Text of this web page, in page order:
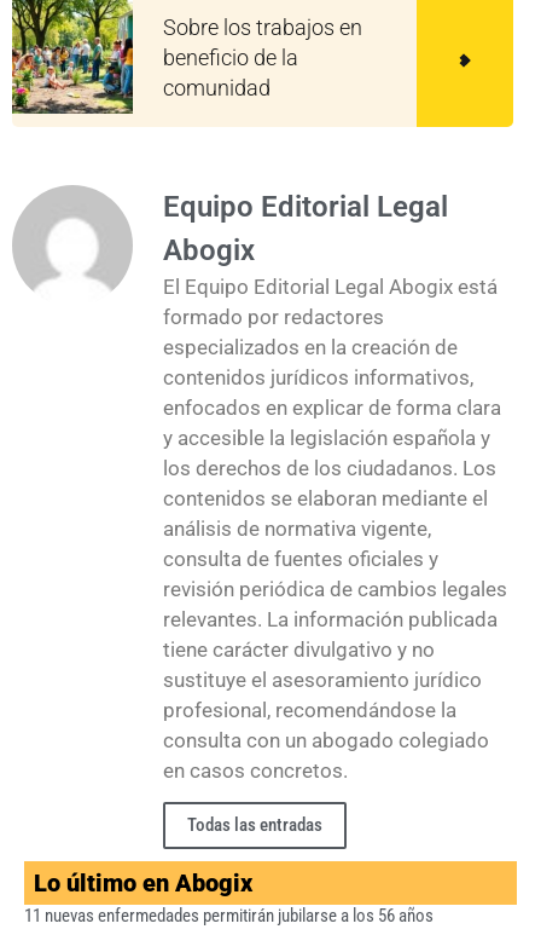
Sobre los trabajos en
beneficio de la
comunidad
Equipo Editorial Legal
Abogix
El Equipo Editorial Legal Abogix está
formado por redactores
especializados en la creación de
contenidos jurídicos informativos,
enfocados en explicar de forma clara
y accesible la legislación española y
los derechos de los ciudadanos. Los
contenidos se elaboran mediante el
análisis de normativa vigente,
consulta de fuentes oficiales y
revisión periódica de cambios legales
relevantes. La información publicada
tiene carácter divulgativo y no
sustituye el asesoramiento jurídico
profesional, recomendándose la
consulta con un abogado colegiado
en casos concretos.
Todas las entradas
Lo último en Abogix
11 nuevas enfermedades permitirán jubilarse a los 56 años